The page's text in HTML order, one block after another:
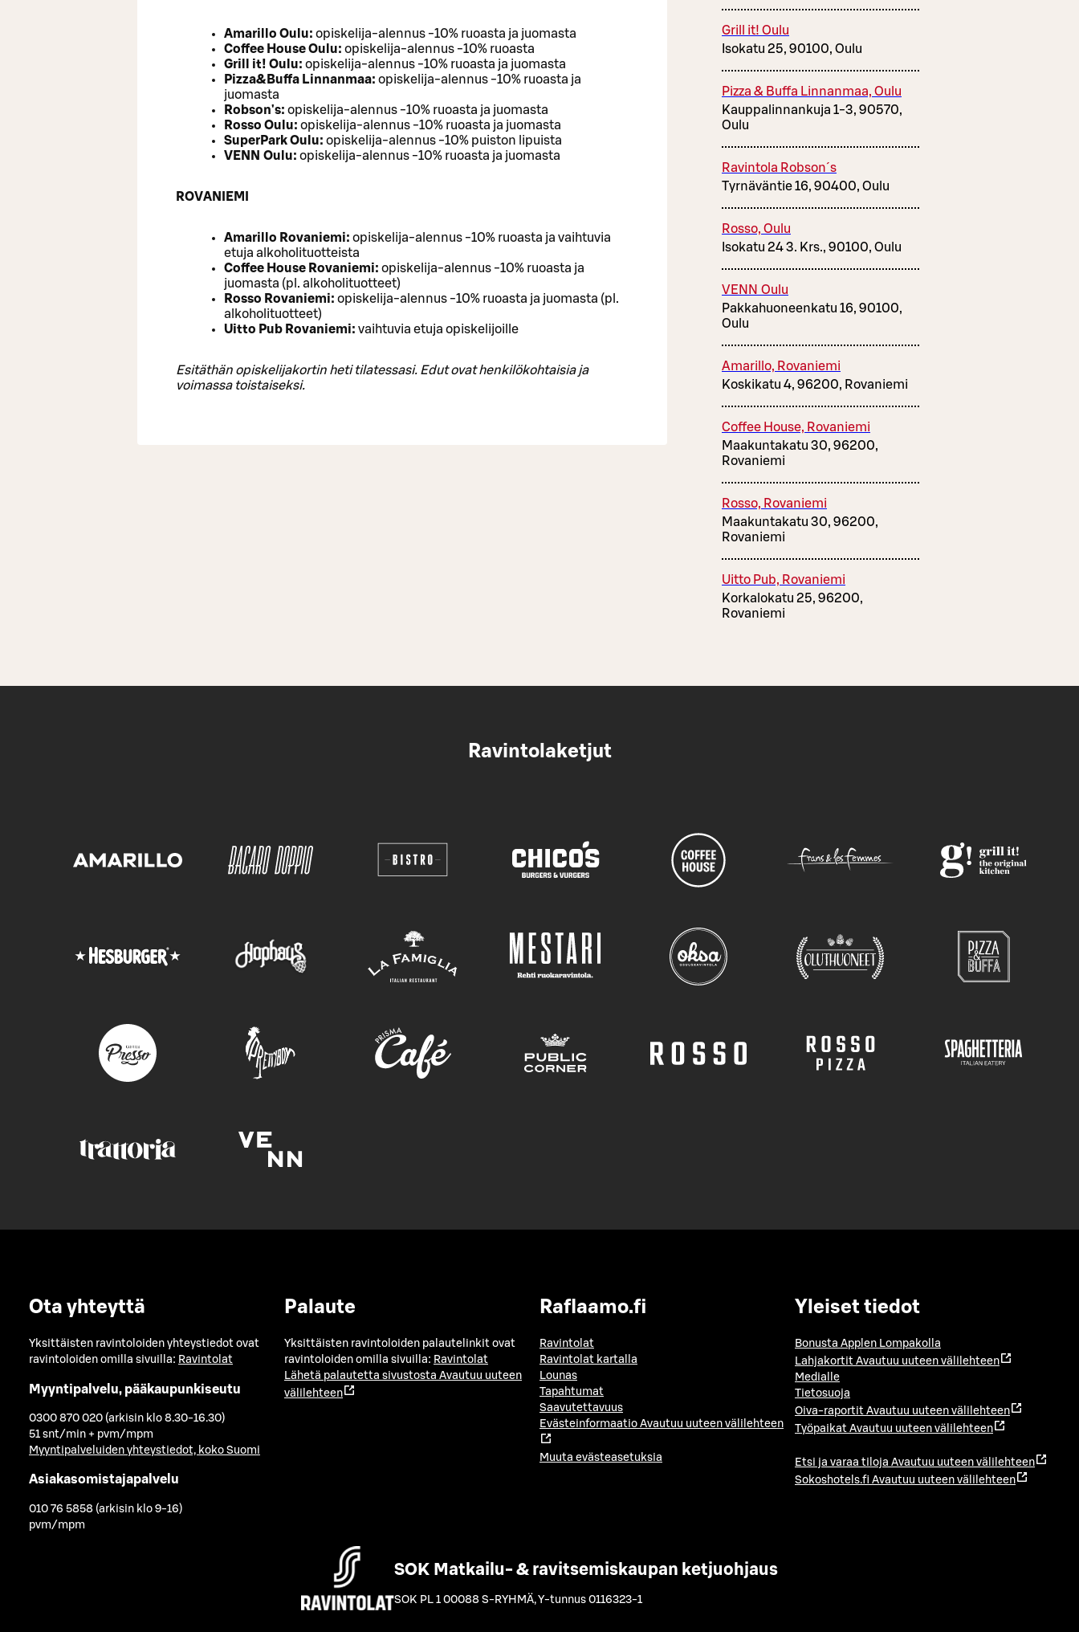
Amarillo Oulu: opiskelija-alennus -10% ruoasta ja juomasta
Coffee House Oulu: opiskelija-alennus -10% ruoasta
Grill it! Oulu: opiskelija-alennus -10% ruoasta ja juomasta
Pizza&Buffa Linnanmaa: opiskelija-alennus -10% ruoasta ja
juomasta
Robson's: opiskelija-alennus -10% ruoasta ja juomasta
Rosso Oulu: opiskelija-alennus -10% ruoasta ja juomasta
SuperPark Oulu: opiskelija-alennus -10% puiston lipuista
VENN Oulu: opiskelija-alennus -10% ruoasta ja juomasta
ROVANIEMI
Amarillo Rovaniemi: opiskelija-alennus -10% ruoasta ja vaihtuvia
etuja alkoholituotteista
Coffee House Rovaniemi: opiskelija-alennus -10% ruoasta ja
juomasta (pl. alkoholituotteet)
Rosso Rovaniemi: opiskelija-alennus -10% ruoasta ja juomasta (pl.
alkoholituotteet)
Uitto Pub Rovaniemi: vaihtuvia etuja opiskelijoille
Esitäthän opiskelijakortin heti tilatessasi. Edut ovat henkilökohtaisia ja
voimassa toistaiseksi.
Grill it! Oulu
Isokatu 25, 90100, Oulu
Pizza & Buffa Linnanmaa, Oulu
Kauppalinnankuja 1-3, 90570,
Oulu
Ravintola Robson´s
Tyrnäväntie 16, 90400, Oulu
Rosso, Oulu
Isokatu 24 3. Krs., 90100, Oulu
VENN Oulu
Pakkahuoneenkatu 16, 90100,
Oulu
Amarillo, Rovaniemi
Koskikatu 4, 96200, Rovaniemi
Coffee House, Rovaniemi
Maakuntakatu 30, 96200,
Rovaniemi
Rosso, Rovaniemi
Maakuntakatu 30, 96200,
Rovaniemi
Uitto Pub, Rovaniemi
Korkalokatu 25, 96200,
Rovaniemi
Ravintolaketjut
Ota yhteyttä
Yksittäisten ravintoloiden yhteystiedot ovat
ravintoloiden omilla sivuilla: Ravintolat
Myyntipalvelu, pääkaupunkiseutu
0300 870 020 (arkisin klo 8.30-16.30)
51 snt/min + pvm/mpm
Myyntipalveluiden yhteystiedot, koko Suomi
Asiakasomistajapalvelu
010 76 5858 (arkisin klo 9-16)
pvm/mpm
Palaute
Yksittäisten ravintoloiden palautelinkit ovat
ravintoloiden omilla sivuilla: Ravintolat
Lähetä palautetta sivustosta Avautuu uuteen
välilehteen
Raflaamo.fi
Ravintolat
Ravintolat kartalla
Lounas
Tapahtumat
Saavutettavuus
Evästeinformaatio Avautuu uuteen välilehteen
Muuta evästeasetuksia
Yleiset tiedot
Bonusta Applen Lompakolla
Lahjakortit Avautuu uuteen välilehteen
Medialle
Tietosuoja
Oiva-raportit Avautuu uuteen välilehteen
Työpaikat Avautuu uuteen välilehteen
Etsi ja varaa tiloja Avautuu uuteen välilehteen
Sokoshotels.fi Avautuu uuteen välilehteen
SOK Matkailu- & ravitsemiskaupan ketjuohjaus
SOK PL 1 00088 S-RYHMÄ,Y-tunnus 0116323-1